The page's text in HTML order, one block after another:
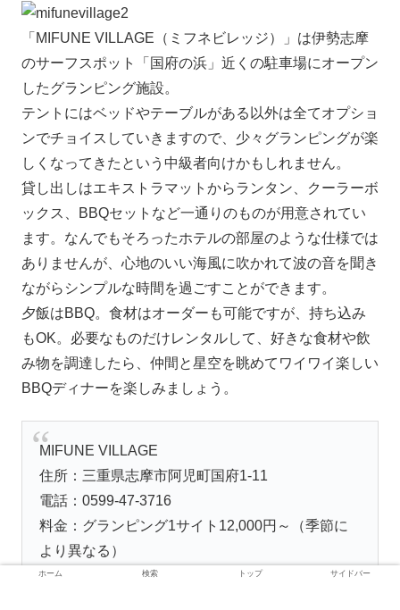
「MIFUNE VILLAGE（ミフネビレッジ）」は伊勢志摩
のサーフスポット「国府の浜」近くの駐車場にオープン
したグランピング施設。
テントにはベッドやテーブルがある以外は全てオプショ
ンでチョイスしていきますので、少々グランピングが楽
しくなってきたという中級者向けかもしれません。
貸し出しはエキストラマットからランタン、クーラーボ
ックス、BBQセットなど一通りのものが用意されてい
ます。なんでもそろったホテルの部屋のような仕様では
ありませんが、心地のいい海風に吹かれて波の音を聞き
ながらシンプルな時間を過ごすことができます。
夕飯はBBQ。食材はオーダーも可能ですが、持ち込み
もOK。必要なものだけレンタルして、好きな食材や飲
み物を調達したら、仲間と星空を眺めてワイワイ楽しい
BBQディナーを楽しみましょう。
MIFUNE VILLAGE
住所：三重県志摩市阿児町国府1-11
電話：0599-47-3716
料金：グランピング1サイト12,000円～（季節に
より異なる）
ホーム 検索 トップ サイドバー